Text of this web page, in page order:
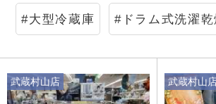
#大型冷蔵庫 #ドラム式洗濯乾
武蔵村山店 武蔵村山店